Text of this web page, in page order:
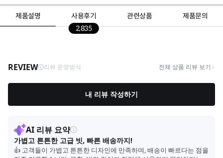
제품설명
사용후기
2,835
관련상품 제품문의